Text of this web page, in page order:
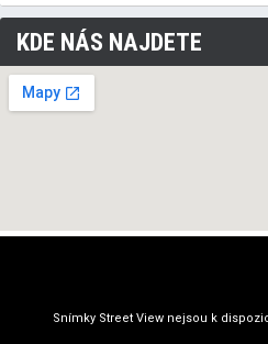
KDE NÁS NAJDETE